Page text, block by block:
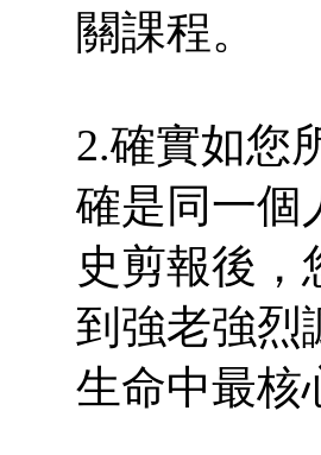
關課程。
2.確實如您
確是同一個
史剪報後，
到強老強烈
生命中最核